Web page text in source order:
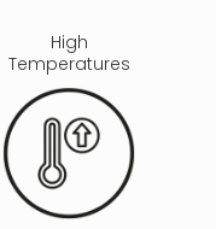
High
Temperatures